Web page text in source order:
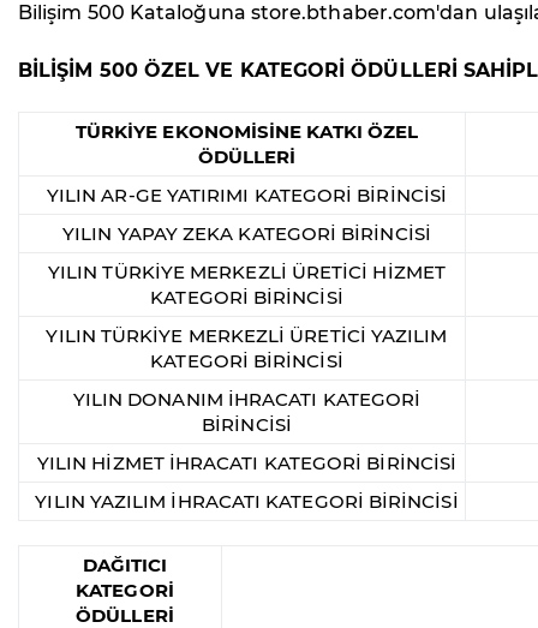
Bilişim 500 Kataloğuna store.bthaber.com'dan
BİLİŞİM 500 ÖZEL VE KATEGORİ ÖDÜLLERİ
TÜRKİYE EKONOMİSİNE KATKI ÖZEL
ÖDÜLLERİ
YILIN AR-GE YATIRIMI KATEGORİ BİRİNCİSİ
YILIN YAPAY ZEKA KATEGORİ BİRİNCİSİ
YILIN TÜRKİYE MERKEZLİ ÜRETİCİ HİZMET
KATEGORİ BİRİNCİSİ
YILIN TÜRKİYE MERKEZLİ ÜRETİCİ YAZILIM
KATEGORİ BİRİNCİSİ
YILIN DONANIM İHRACATI KATEGORİ
BİRİNCİSİ
YILIN HİZMET İHRACATI KATEGORİ BİRİNCİSİ
YILIN YAZILIM İHRACATI KATEGORİ BİRİNCİSİ
DAĞITICI
KATEGORİ
ÖDÜLLERİ